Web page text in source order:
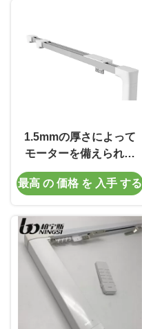
1.5mmの厚さによって
モーターを備えられる
カーテン・レール
最高 の 価格 を 入手 する